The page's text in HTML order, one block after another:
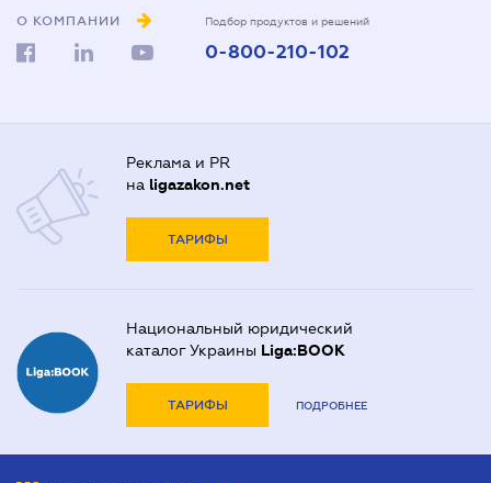
О КОМПАНИИ Подбор продуктов и решений
0-800-210-102
Реклама и PR
на ligazakon.net
ТАРИФЫ
Национальный юридический
каталог Украины Liga:BOOK
ТАРИФЫ ПОДРОБНЕЕ